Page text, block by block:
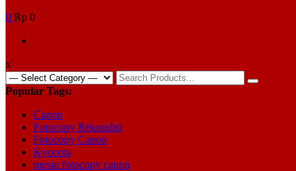
0 Rp 0
x
Search
for:
Popular Tags:
Canon
Fotocopy Rekondisi
Fotocopy Canon
Kyocera
mesin fotocopy canon